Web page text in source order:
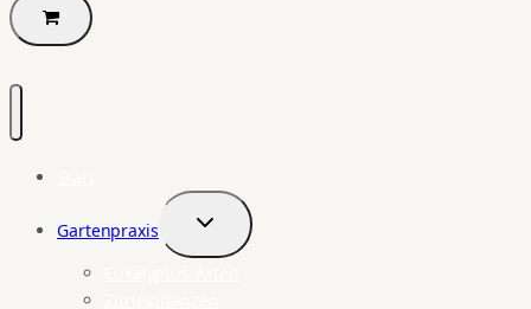
Gartenpraxis
Untermenü
umschalten